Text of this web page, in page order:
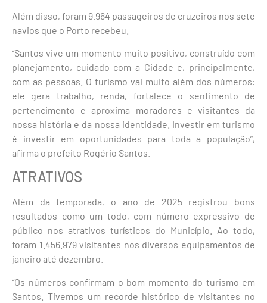
Além disso, foram 9.964 passageiros de cruzeiros nos sete
navios que o Porto recebeu.
“Santos vive um momento muito positivo, construído com
planejamento, cuidado com a Cidade e, principalmente,
com as pessoas. O turismo vai muito além dos números:
ele gera trabalho, renda, fortalece o sentimento de
pertencimento e aproxima moradores e visitantes da
nossa história e da nossa identidade. Investir em turismo
é investir em oportunidades para toda a população”,
afirma o prefeito Rogério Santos.
ATRATIVOS
Além da temporada, o ano de 2025 registrou bons
resultados como um todo, com número expressivo de
público nos atrativos turísticos do Município. Ao todo,
foram 1.456.979 visitantes nos diversos equipamentos de
janeiro até dezembro.
“Os números confirmam o bom momento do turismo em
Santos. Tivemos um recorde histórico de visitantes no